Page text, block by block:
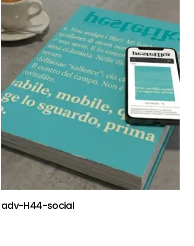
adv-H44-social